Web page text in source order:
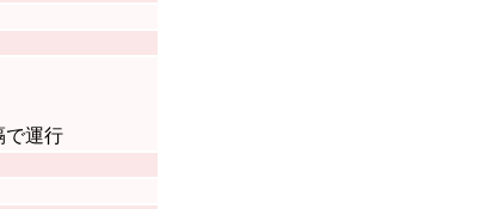
で運行